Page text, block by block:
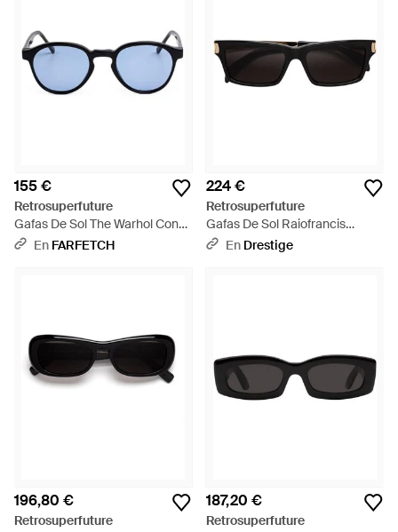
155 €
Retrosuperfuture
Gafas De Sol The Warhol Con
Montura Redonda - Azul
En FARFETCH
224 €
Retrosuperfuture
Gafas De Sol Raiofrancis
Circulogold- 9Kv Mujer - Negro
En Drestige
196,80 €
Retrosuperfuture
187,20 €
Retrosuperfuture